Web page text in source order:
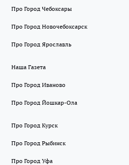
Про Город Чебоксары
Про Город Новочебоксарск
Про Город Ярославль
Наша Газета
Про Город Иваново
Про Город Йошкар-Ола
Про Город Курск
Про Город Рыбинск
Про Город Уфа